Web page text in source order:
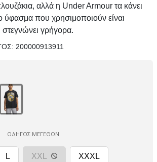
αλλά η Under Armour τα κάνει
ύφασμα που χρησιμοποιούν είναι
γρήγορα.
200000913911
ΟΔΗΓΟΣ ΜΕΓΕΘΩΝ
L XXL XXXL